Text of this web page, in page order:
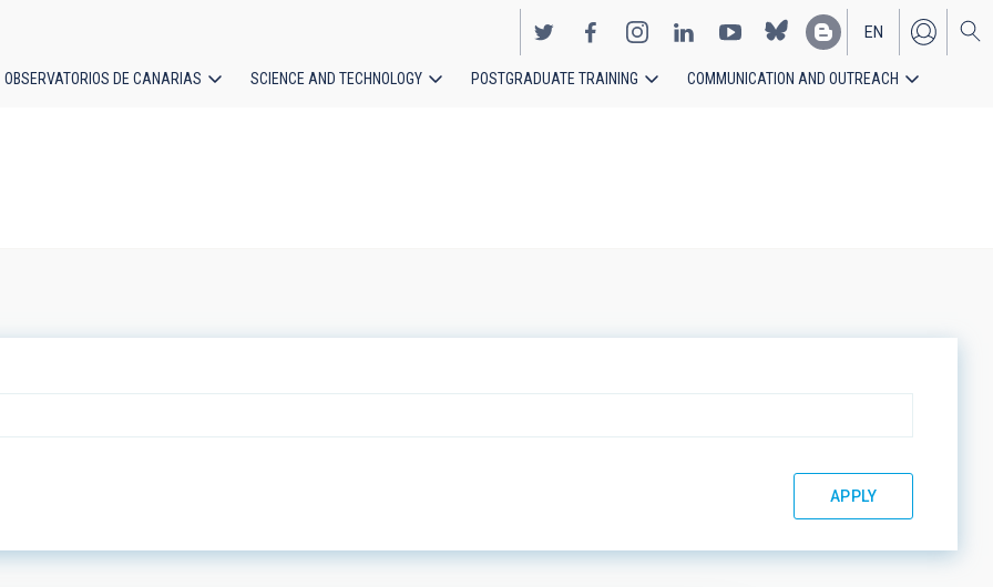
EN
ES
OBSERVATORIOS DE CANARIAS SCIENCE AND TECHNOLOGY POSTGRADUATE TRAINING COMMUNICATION AND OUTREACH